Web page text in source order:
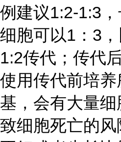
例建议1:2-1:3
细胞可以1：3
1:2传代；传代
使用传代前培
基，会有大量
致细胞死亡的